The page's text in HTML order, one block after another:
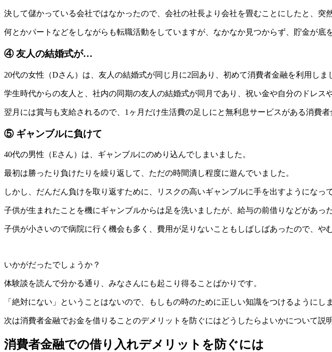
決して儲かっている会社ではなかったので、会社の社長より会社を畳むことにしたと、突
何とかパートなどをしながらも転職活動をしていますが、なかなか見つからず、貯金が
④ 友人の結婚式が…
20代の女性（Dさん）は、友人の結婚式が同じ月に2回あり、初めて消費者金融を利用しま
学生時代からの友人と、社内の同期の友人の結婚式が同月であり、祝い金や自分のドレ
翌月には賞与も支給されるので、1ヶ月だけ生活費の足しにと無利息サービスがある消費者
⑤ ギャンブルに負けて
40代の男性（Eさん）は、ギャンブルにのめり込んでしまいました。
最初は勝ったり負けたりを繰り返して、ただの時間潰し程度に遊んでいました。
しかし、だんだん負けを取り返すために、リスクの高いギャンブルに手を出すようにな
子供が生まれたことを機にギャンブルからは足を洗いましたが、給与の前借りなどがあっ
子供が小さいので病院に行く機会も多く、費用が足りないこともしばしばあったので、や
いかがだったでしょうか？
体験談を読んで分かる通り、みなさんにも起こり得ることばかりです。
「絶対にない」ということはないので、もしもの時のために正しい知識をつけるようにし
次は消費者金融でお金を借りることのデメリットを防ぐにはどうしたらよいかについて説
消費者金融での借り入れデメリットを防ぐには